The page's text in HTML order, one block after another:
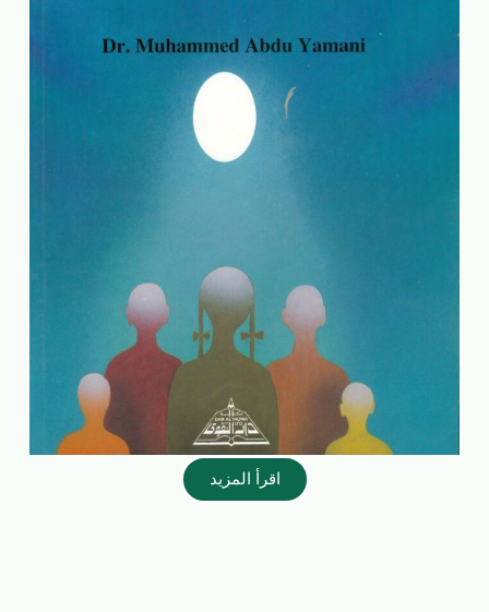
اقرأ المزيد